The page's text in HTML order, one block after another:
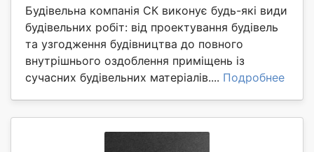
Будівельна компанія СК виконує будь-які види
будівельних робіт: від проектування будівель
та узгодження будівництва до повного
внутрішнього оздоблення приміщень із
сучасних будівельних матеріалів.... Подробнее